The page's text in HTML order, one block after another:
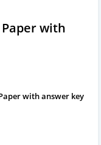
with
with answer key